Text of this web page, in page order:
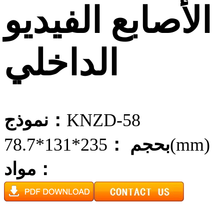
الأصابع الفيديو
الداخلي
نموذج： KNZD-58
بحجم ：235*131*78.7(mm)
مواد：